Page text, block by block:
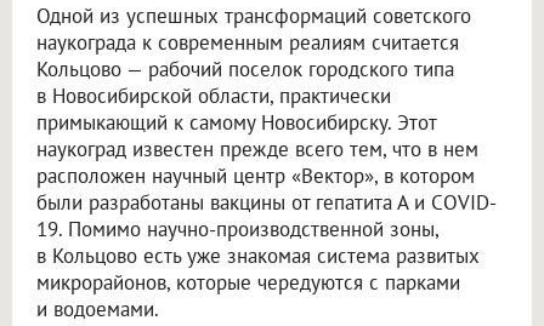
Одной из успешных трансформаций советского
наукограда к современным реалиям считается
Кольцово — рабочий поселок городского типа
в Новосибирской области, практически
примыкающий к самому Новосибирску. Этот
наукоград известен прежде всего тем, что в нем
расположен научный центр «Вектор», в котором
были разработаны вакцины от гепатита А и COVID-
19. Помимо научно-производственной зоны,
в Кольцово есть уже знакомая система развитых
микрорайонов, которые чередуются с парками
и водоемами.